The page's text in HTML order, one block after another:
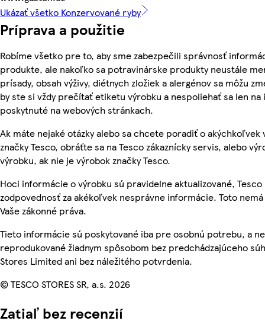
Ukázať všetko Konzervované ryby
Príprava a použitie
Robíme všetko pre to, aby sme zabezpečili správnosť
produkte, ale nakoľko sa potravinárske produkty neustále
prísady, obsah výživy, diétnych zložiek a alergénov sa môžu
by ste si vždy prečítať etiketu výrobku a nespoliehať sa len
poskytnuté na webových stránkach.
Ak máte nejaké otázky alebo sa chcete poradiť o akýchkoľvek
značky Tesco, obráťte sa na Tesco zákaznícky servis, alebo
výrobku, ak nie je výrobok značky Tesco.
Hoci informácie o výrobku sú pravidelne aktualizované, Tesco
zodpovednosť za akékoľvek nesprávne informácie. Toto
Vaše zákonné práva.
Tieto informácie sú poskytované iba pre osobnú potrebu, a
reprodukované žiadnym spôsobom bez predchádzajúceho
Stores Limited ani bez náležitého potvrdenia.
© TESCO STORES SR, a.s. 2026
Zatiaľ bez recenzií